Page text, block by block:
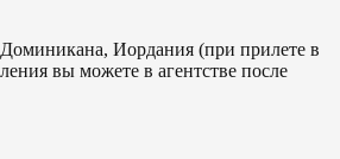
Иордания (при прилете в
вы можете в агентстве после